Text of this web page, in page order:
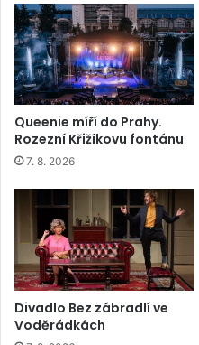
Queenie míří do Prahy.
Rozezní Křižíkovu fontánu
7. 8. 2026
Divadlo Bez zábradlí ve
Voděrádkách